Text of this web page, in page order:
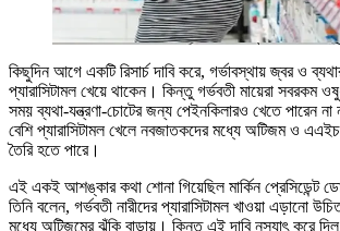
কিছুদিন আগে একটি রিসার্চ দাবি করে, গর্ভাবস্থায় জ্বর ও
প্যারাসিটামল খেয়ে থাকেন। কিন্তু গর্ভবতী মায়েরা সবরকম
সময় ব্যথা-যন্ত্রণা-চোটের জন্য পেইনকিলারও খেতে পারেন না
বেশি প্যারাসিটামল খেলে নবজাতকদের মধ্যে অটিজম ও
তৈরি হতে পারে।
এই একই আশঙ্কার কথা শোনা গিয়েছিল মার্কিন প্রেসিডেন্ট
তিনি বলেন, গর্ভবতী নারীদের প্যারাসিটামল খাওয়া এড়ানো
মধ্যে অটিজমের ঝুঁকি বাড়ায়। কিন্তু এই দাবি নস্যাৎ করে